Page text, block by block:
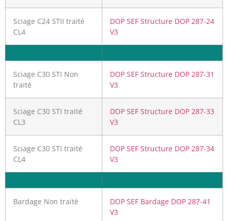
Sciage C24 STII traité
CL4
DOP SEF Structure DOP 287-24
V3
Sciage C30 STI Non
traité
DOP SEF Structure DOP 287-31
V3
Sciage C30 STI traité
CL3
DOP SEF Structure DOP 287-33
V3
Sciage C30 STI traité
CL4
DOP SEF Structure DOP 287-34
V3
Bardage Non traité
DOP SEF Bardage DOP 287-41
V3